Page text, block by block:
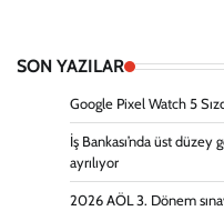
SON YAZILAR
Google Pixel Watch 5
İş Bankası’nda üst
ayrılıyor
2026 AÖL 3. Dönem